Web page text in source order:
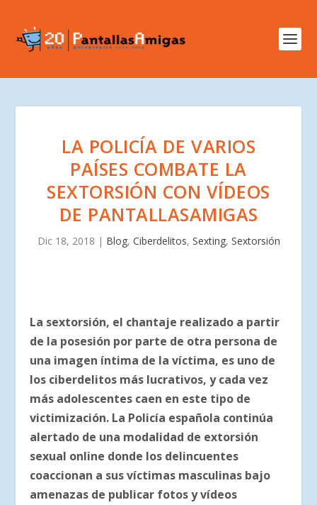
LA POLICÍA DE VARIOS
PAÍSES COMBATE LA
SEXTORSIÓN CON VÍDEOS
DE PANTALLASAMIGAS
Dic 18, 2018 | Blog, Ciberdelitos, Sexting, Sextorsión
La sextorsión, el chantaje realizado a partir
de la posesión por parte de otra persona de
una imagen íntima de la víctima, es uno de
los ciberdelitos más lucrativos, y cada vez
más adolescentes caen en este tipo de
victimización. La Policía española continúa
alertado de una modalidad de extorsión
sexual online donde los delincuentes
coaccionan a sus víctimas masculinas bajo
amenazas de publicar fotos y vídeos